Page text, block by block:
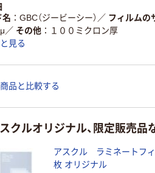
名
GBC（ジービーシー） ／ フィルムの
／ その他
１００ミクロン厚
見る
品と比較する
クルオリジナル、限定販売品
アスクル ラミネートフ
枚 オリジナル